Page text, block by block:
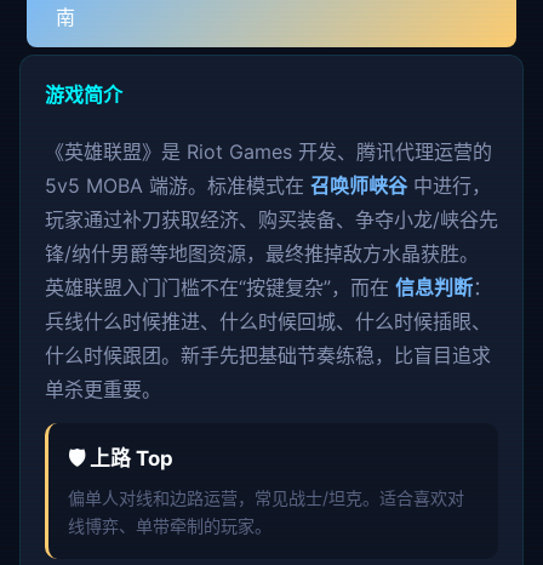
南
游戏简介
《英雄联盟》是 Riot Games 开发、腾讯代理运营的
5v5 MOBA 端游。标准模式在 召唤师峡谷 中进行，
玩家通过补刀获取经济、购买装备、争夺小龙/峡谷先
锋/纳什男爵等地图资源，最终推掉敌方水晶获胜。
英雄联盟入门门槛不在“按键复杂”，而在 信息判断：
兵线什么时候推进、什么时候回城、什么时候插眼、
什么时候跟团。新手先把基础节奏练稳，比盲目追求
单杀更重要。
🛡️ 上路 Top
偏单人对线和边路运营，常见战士/坦克。适合喜欢对
线博弈、单带牵制的玩家。